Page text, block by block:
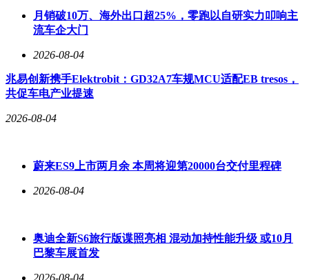
月销破10万、海外出口超25%，零跑以自研实力叩响主
流车企大门
2026-08-04
兆易创新携手Elektrobit：GD32A7车规MCU适配EB tresos，
共促车电产业提速
2026-08-04
蔚来ES9上市两月余 本周将迎第20000台交付里程碑
2026-08-04
奥迪全新S6旅行版谍照亮相 混动加持性能升级 或10月
巴黎车展首发
2026-08-04